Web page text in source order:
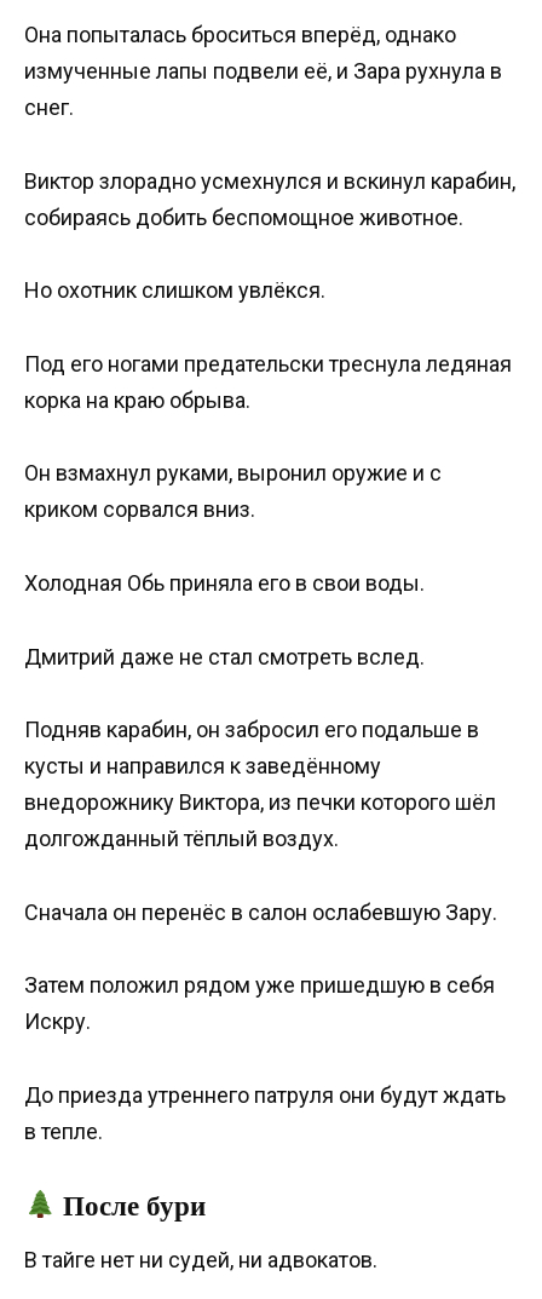
Она попыталась броситься вперёд, однако
измученные лапы подвели её, и Зара рухнула в
снег.
Виктор злорадно усмехнулся и вскинул карабин,
собираясь добить беспомощное животное.
Но охотник слишком увлёкся.
Под его ногами предательски треснула ледяная
корка на краю обрыва.
Он взмахнул руками, выронил оружие и с
криком сорвался вниз.
Холодная Обь приняла его в свои воды.
Дмитрий даже не стал смотреть вслед.
Подняв карабин, он забросил его подальше в
кусты и направился к заведённому
внедорожнику Виктора, из печки которого шёл
долгожданный тёплый воздух.
Сначала он перенёс в салон ослабевшую Зару.
Затем положил рядом уже пришедшую в себя
Искру.
До приезда утреннего патруля они будут ждать
в тепле.
После бури
В тайге нет ни судей, ни адвокатов.